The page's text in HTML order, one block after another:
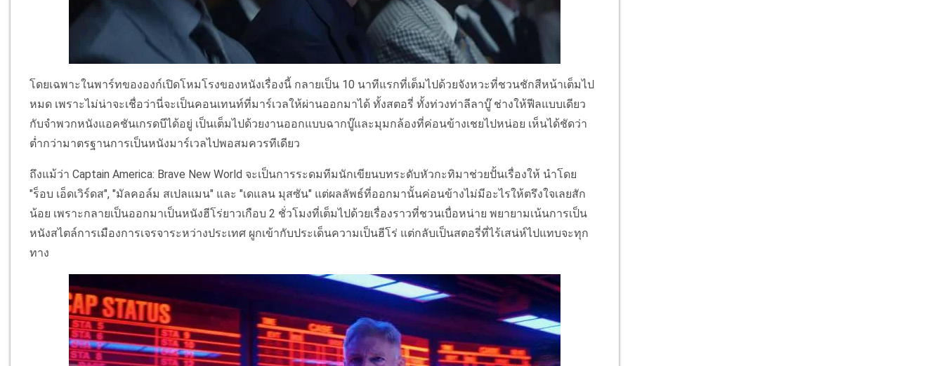
โดยเฉพาะในพาร์ทขององก์เปิดโหมโรงของหนังเรื่องนี้ กลายเป็น 10 นาทีแรกที่เต็มไปด้วยจังหวะที่ชวนชักสีหน้าเต็มไป
หมด เพราะไม่น่าจะเชื่อว่านี่จะเป็นคอนเทนท์ที่มาร์เวลให้ผ่านออกมาได้ ทั้งสตอรี่ ทั้งท่วงท่าลีลาบู๊ ช่างให้ฟีลแบบเดียว
กับจำพวกหนังแอคชันเกรดบีได้อยู่ เป็นเต็มไปด้วยงานออกแบบฉากบู๊และมุมกล้องที่ค่อนข้างเชยไปหน่อย เห็นได้ชัดว่า
ต่ำกว่ามาตรฐานการเป็นหนังมาร์เวลไปพอสมควรทีเดียว
ถึงแม้ว่า Captain America: Brave New World จะเป็นการระดมทีมนักเขียนบทระดับหัวกะทิมาช่วยปั้นเรื่องให้ นำโดย
"ร็อบ เอ็ดเวิร์ดส", "มัลคอล์ม สเปลแมน" และ "เดแลน มุสซัน" แต่ผลลัพธ์ที่ออกมานั้นค่อนข้างไม่มีอะไรให้ตรึงใจเลยสัก
น้อย เพราะกลายเป็นออกมาเป็นหนังฮีโร่ยาวเกือบ 2 ชั่วโมงที่เต็มไปด้วยเรื่องราวที่ชวนเบื่อหน่าย พยายามเน้นการเป็น
หนังสไตล์การเมืองการเจรจาระหว่างประเทศ ผูกเข้ากับประเด็นความเป็นฮีโร่ แต่กลับเป็นสตอรี่ที่ไร้เสน่ห์ไปแทบจะทุก
ทาง